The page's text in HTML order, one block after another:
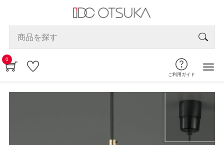
0
ご利用ガイド